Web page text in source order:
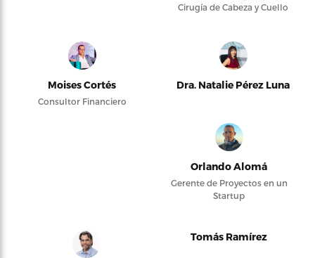
Cirugía de Cabeza y Cuello
Moises Cortés
Consultor Financiero
Dra. Natalie Pérez Luna
Orlando Alomá
Gerente de Proyectos en un
Startup
Tomás Ramírez